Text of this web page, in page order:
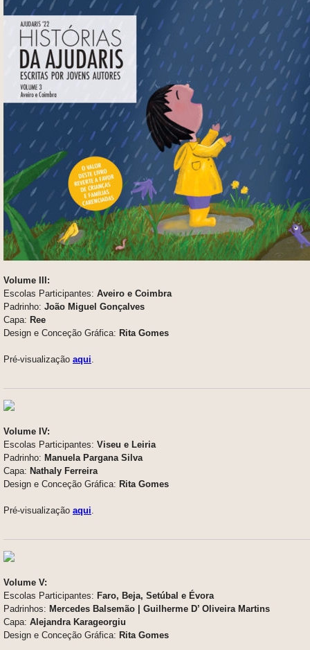
Volume III:
Escolas Participantes: Aveiro e Coimbra
Padrinho: João Miguel Gonçalves
Capa: Ree
Design e Conceção Gráfica: Rita Gomes
Pré-visualização aqui
Volume IV:
Escolas Participantes: Viseu e Leiria
Padrinho: Manuela Pargana Silva
Capa: Nathaly Ferreira
Design e Conceção Gráfica: Rita Gomes
Pré-visualização aqui
Volume V:
Escolas Participantes: Faro, Beja, Setúbal e Évora
Padrinhos: Mercedes Balsemão | Guilherme D’ Oliveira Martins
Capa: Alejandra Karageorgiu
Design e Conceção Gráfica: Rita Gomes